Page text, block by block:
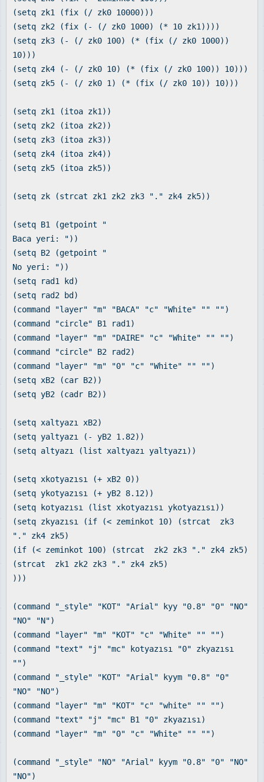
(setq zk1 (fix (/ zk0 10000)))
(setq zk2 (fix (- (/ zk0 1000) (* 10 zk1))))
(setq zk3 (- (/ zk0 100) (* (fix (/ zk0 1000))
10)))
(setq zk4 (- (/ zk0 10) (* (fix (/ zk0 100)) 10)))
(setq zk5 (- (/ zk0 1) (* (fix (/ zk0 10)) 10)))
(setq zk1 (itoa zk1))
(setq zk2 (itoa zk2))
(setq zk3 (itoa zk3))
(setq zk4 (itoa zk4))
(setq zk5 (itoa zk5))
(setq zk (strcat zk1 zk2 zk3 "." zk4 zk5))
(setq B1 (getpoint "
Baca yeri: "))
(setq B2 (getpoint "
No yeri: "))
(setq rad1 kd)
(setq rad2 bd)
(command "layer" "m" "BACA" "c" "White" "" "")
(command "circle" B1 rad1)
(command "layer" "m" "DAIRE" "c" "White" "" "")
(command "circle" B2 rad2)
(command "layer" "m" "0" "c" "White" "" "")
(setq xB2 (car B2))
(setq yB2 (cadr B2))
(setq xaltyazı xB2)
(setq yaltyazı (- yB2 1.82))
(setq altyazı (list xaltyazı yaltyazı))
(setq xkotyazısı (+ xB2 0))
(setq ykotyazısı (+ yB2 8.12))
(setq kotyazısı (list xkotyazısı ykotyazısı))
(setq zkyazısı (if (< zeminkot 10) (strcat zk3
"." zk4 zk5)
(if (< zeminkot 100) (strcat zk2 zk3 "." zk4 zk5)
(strcat zk1 zk2 zk3 "." zk4 zk5)
)))
(command "_style" "KOT" "Arial" kyy "0.8" "0" "NO"
"NO" "N")
(command "layer" "m" "KOT" "c" "White" "" "")
(command "text" "j" "mc" kotyazısı "0" zkyazısı
"")
(command "_style" "KOT" "Arial" kyym "0.8" "0"
"NO" "NO")
(command "layer" "m" "KOT" "c" "white" "" "")
(command "text" "j" "mc" B1 "0" zkyazısı)
(command "layer" "m" "0" "c" "White" "" "")
(command "_style" "NO" "Arial" kyym "0.8" "0" "NO"
"NO")